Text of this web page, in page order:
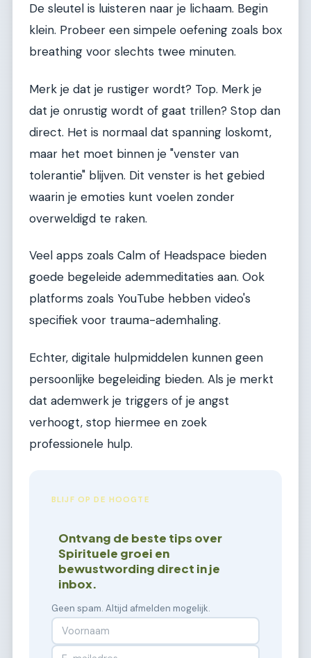
De sleutel is luisteren naar je lichaam. Begin
klein. Probeer een simpele oefening zoals box
breathing voor slechts twee minuten.
Merk je dat je rustiger wordt? Top. Merk je
dat je onrustig wordt of gaat trillen? Stop dan
direct. Het is normaal dat spanning loskomt,
maar het moet binnen je "venster van
tolerantie" blijven. Dit venster is het gebied
waarin je emoties kunt voelen zonder
overweldigd te raken.
Veel apps zoals Calm of Headspace bieden
goede begeleide ademmeditaties aan. Ook
platforms zoals YouTube hebben video's
specifiek voor trauma-ademhaling.
Echter, digitale hulpmiddelen kunnen geen
persoonlijke begeleiding bieden. Als je merkt
dat ademwerk je triggers of je angst
verhoogt, stop hiermee en zoek
professionele hulp.
BLIJF OP DE HOOGTE
Ontvang de beste tips over
Spirituele groei en
bewustwording direct in je
inbox.
Geen spam. Altijd afmelden mogelijk.